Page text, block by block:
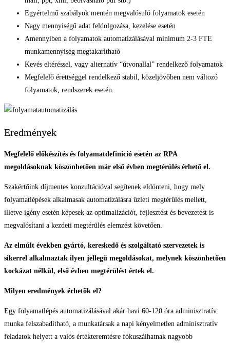
Egyértelmű szabályok mentén megvalósuló folyamatok esetén
Nagy mennyiségű adat feldolgozása, kezelése esetén
Amennyiben a folyamatok automatizálásával minimum 2-3 FTE
munkamennyiség megtakarítható
Kevés eltéréssel, vagy alternatív “útvonallal” rendelkező folyamatok
Megfelelő érettséggel rendelkező stabil, közeljövőben nem változó
folyamatok, rendszerek esetén.
Eredmények
Megfelelő előkészítés és folyamatdefiníció esetén az RPA
megoldásoknak köszönhetően már első évben megtérülés érhető el.
Szakértőink díjmentes konzultációval segítenek eldönteni, hogy mely
folyamatlépések alkalmasak automatizálásra üzleti megtérülés mellett,
illetve igény esetén képesek az optimalizációt, fejlesztést és bevezetést is
megvalósítani a kezdeti megtérülés elemzést követően.
Az elmúlt években gyártó, kereskedő és szolgáltató szervezetek is
sikerrel alkalmaztak ilyen jellegű megoldásokat, melynek köszönhetően
kockázat nélkül, első évben megtérülést értek el.
Milyen eredmények érhetők el?
Egy folyamatlépés automatizálásával akár havi 60-120 óra adminisztratív
munka felszabadítható, a munkatársak a napi kényelmetlen adminisztratív
feladatok helyett a valós értékteremtésre fókuszálhatnak nagyobb